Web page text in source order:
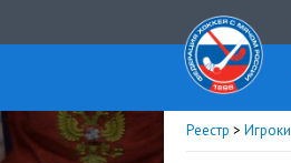
Реестр > Игроки